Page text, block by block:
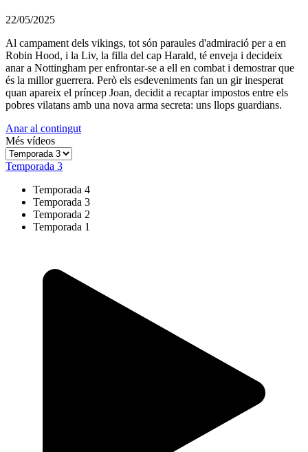
22/05/2025
Al campament dels vikings, tot són paraules d'admiració per a en
Robin Hood, i la Liv, la filla del cap Harald, té enveja i decideix
anar a Nottingham per enfrontar-se a ell en combat i demostrar que
és la millor guerrera. Però els esdeveniments fan un gir inesperat
quan apareix el príncep Joan, decidit a recaptar impostos entre els
pobres vilatans amb una nova arma secreta: uns llops guardians.
Anar al contingut
Més vídeos
Temporada 3
Temporada 4
Temporada 3
Temporada 2
Temporada 1